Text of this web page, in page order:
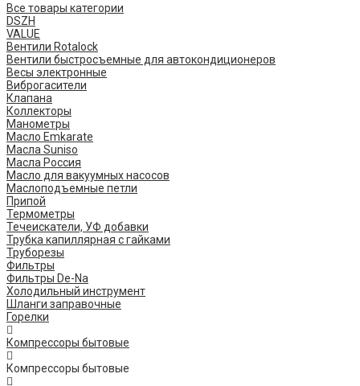
Все товары категории
DSZH
VALUE
Вентили Rotalock
Вентили быстросъемные для автокондиционеров
Весы электронные
Виброгасители
Клапана
Коллекторы
Манометры
Масло Emkarate
Масла Suniso
Масла Россия
Масло для вакуумных насосов
Маслоподъемные петли
Припой
Термометры
Течеискатели, УФ добавки
Трубка капиллярная с гайками
Труборезы
Фильтры
Фильтры De-Na
Холодильный инструмент
Шланги заправочные
Горелки
Компрессоры бытовые
Компрессоры бытовые